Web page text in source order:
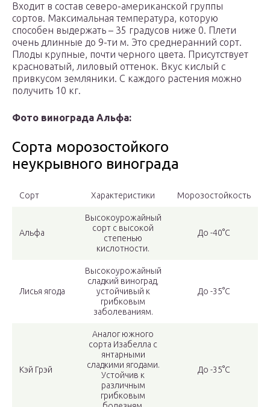
Входит в состав северо-американской группы
сортов. Максимальная температура, которую
способен выдержать – 35 градусов ниже 0. Плети
очень длинные до 9-ти м. Это среднеранний сорт.
Плоды крупные, почти черного цвета. Присутствует
красноватый, лиловый оттенок. Вкус кислый с
привкусом земляники. С каждого растения можно
получить 10 кг.
Фото винограда Альфа:
Сорта морозостойкого
неукрывного винограда
Сорт Характеристики Морозостойкость
Альфа
Высокоурожайный
сорт с высокой
степенью
кислотности.
До -40°С
Лисья ягода
Высокоурожайный
сладкий виноград,
устойчивый к
грибковым
заболеваниям.
До -35°С
Кэй Грэй
Аналог южного
сорта Изабелла с
янтарными
сладкими ягодами.
Устойчив к
различным
грибковым
До -35°С